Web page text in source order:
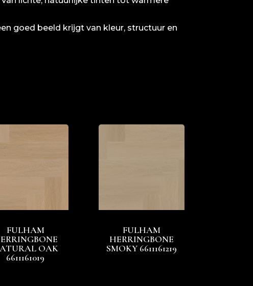
goed beeld krijgt van kleur, structuur en
FULHAM
OAK
6611161019
FULHAM
HERRINGBONE
SMOKY 6611161219